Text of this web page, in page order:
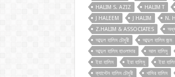
HALIM S. AZIZ
HALIM T
J HALEEM
J HALIM N.
Z.HALIM & ASSOCIATES
আব্দুল হালিম চৌধুরী
আব্দুল হালিম জন্ম
আব্দুল হালিম হাওলাদার
আল হালিমু
ইয়া হালিম
ইয়া হালিমু ইয়া
ক্যাপ্টেন হালিম চৌধুরী
খাসির হালিম